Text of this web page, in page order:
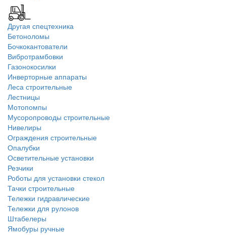
Другая спецтехника
Бетоноломы
Бочкокантователи
Вибротрамбовки
Газонокосилки
Инверторные аппараты
Леса строительные
Лестницы
Мотопомпы
Мусоропроводы строительные
Нивелиры
Ограждения строительные
Опалубки
Осветительные установки
Резчики
Роботы для установки стекол
Тачки строительные
Тележки гидравлические
Тележки для рулонов
Штабелеры
Ямобуры ручные